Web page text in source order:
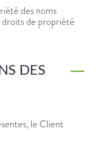
des noms
droits de propriété
DES
le Client